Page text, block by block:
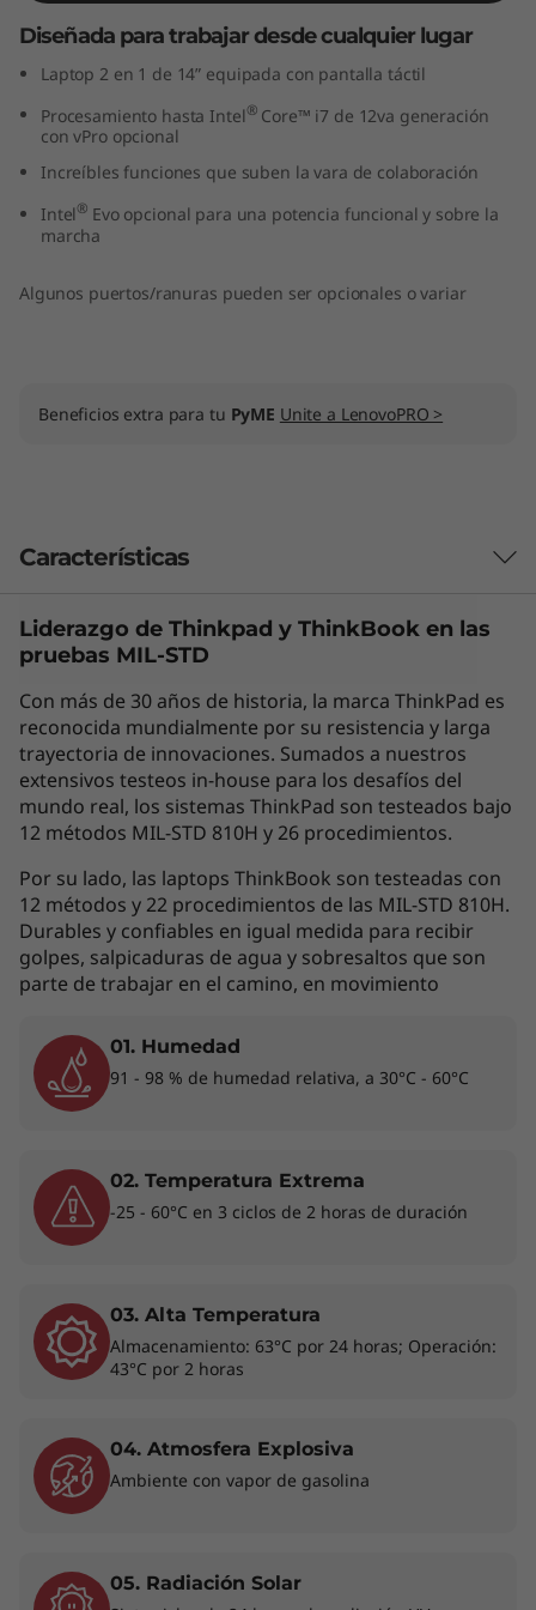
1
4
n
Diseñada para trabajar desde cualquier lugar
Laptop 2 en 1 de 14” equipada con pantalla táctil
Procesamiento hasta Intel® Core™ i7 de 12va generación
con vPro opcional
Increíbles funciones que suben la vara de colaboración
Intel® Evo opcional para una potencia funcional y sobre la
marcha
Algunos puertos/ranuras pueden ser opcionales o variar
Beneficios extra para tu PyME Unite a LenovoPRO >
Características
Los accesorios exhibidos no están incluidos
Las características de cada producto pueden
variar según el país de adquisición del mismo,
por lo que la siguiente descripción no debe ser
interpretada como un compromiso
contractual. Te invitamos a revisar las
características específicas para cada producto
antes de realizar la compra online en la sección
'Ver Modelos' de esta misma página, o con un
asesor de ventas si es en una tienda física.
Rendimiento diseñado para tus
necesidades
Core™ i7 de 12va generación con hasta 14
núcleos y vPro
®
opcional, la laptop 2 en 1
Lenovo ThinkPad X1 Yoga de 7ma generación
de manera inteligente las cargas de trabajo al
subproceso correcto, en el núcleo correcto, en
el momento adecuado, permitiendo una mejor
dispositivo.
Liderazgo de Thinkpad y ThinkBook en las
pruebas MIL-STD
Con más de 30 años de historia, la marca ThinkPad es
reconocida mundialmente por su resistencia y larga
trayectoria de innovaciones. Sumados a nuestros
extensivos testeos in-house para los desafíos del
mundo real, los sistemas ThinkPad son testeados bajo
12 métodos MIL-STD 810H y 26 procedimientos.
Por su lado, las laptops ThinkBook son testeadas con
12 métodos y 22 procedimientos de las MIL-STD 810H.
Durables y confiables en igual medida para recibir
golpes, salpicaduras de agua y sobresaltos que son
parte de trabajar en el camino, en movimiento
01. Humedad
91 - 98 % de humedad relativa, a 30°C - 60°C
02. Temperatura Extrema
-25 - 60°C en 3 ciclos de 2 horas de duración
03. Alta Temperatura
Almacenamiento: 63°C por 24 horas; Operación:
43°C por 2 horas
04. Atmosfera Explosiva
Ambiente con vapor de gasolina
05. Radiación Solar